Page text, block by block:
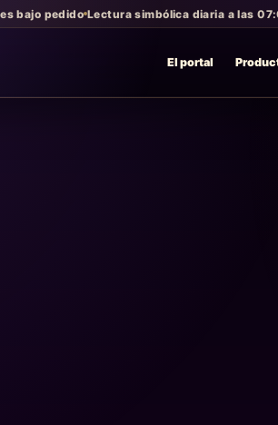
bajo pedido Lectura simbólica diaria a las
El portal